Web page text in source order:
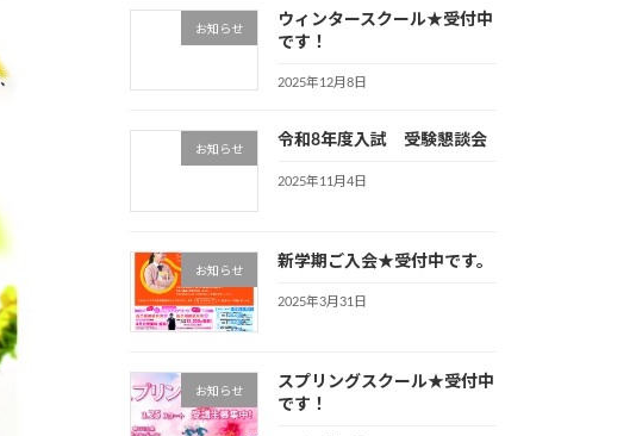
お知らせ
ウィンタースクール★受付中
です！
2025年12月8日
お知らせ
令和8年度入試 受験懇談会
2025年11月4日
お知らせ
新学期ご入会★受付中です。
2025年3月31日
お知らせ
スプリングスクール★受付中
です！